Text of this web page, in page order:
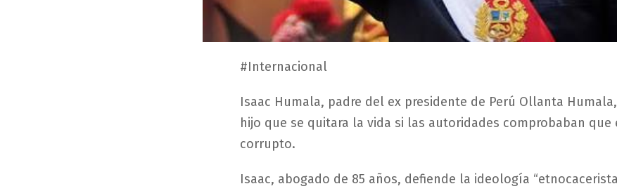
#Internacional
Isaac Humala, padre del ex presidente de Perú Ollanta
hijo que se quitara la vida si las autoridades comprobaban que
corrupto.
Isaac, abogado de 85 años, defiende la ideología